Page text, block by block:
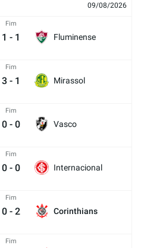
09/08/2026
Fim
1 - 1 Fluminense
Fim
3 - 1 Mirassol
Fim
0 - 0 Vasco
Fim
0 - 0 Internacional
Fim
0 - 2 Corinthians
Fim